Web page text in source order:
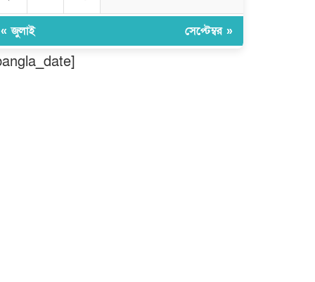
ঠাকুরগাঁওয়ে ২২০ পিস ইয়াবা, ৯
বোতল ফেন্সিডিল ও ৩২ হাজার টাকা
« জুলাই সেপ্টেম্বর »